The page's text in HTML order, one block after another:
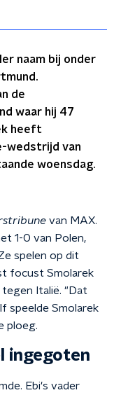
naam bij onder
de
waar hij 47
heeft
wedstrijd van
woensdag.
van MAX.
1-0 van Polen,
spelen op dit
focust Smolarek
Italië. "Dat
speelde Smolarek
ploeg.
ingegoten
Ebi's vader